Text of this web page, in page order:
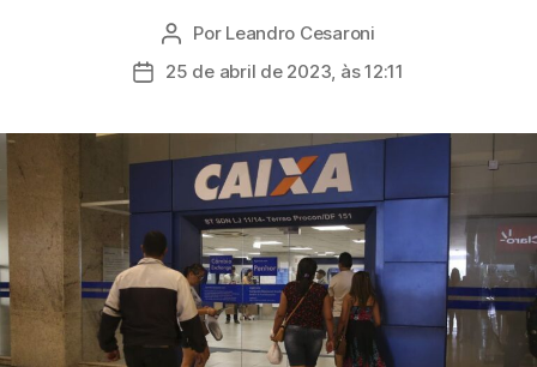
Autor
do
Por Leandro Cesaroni
Data25 de abril de 2023, às 12:11